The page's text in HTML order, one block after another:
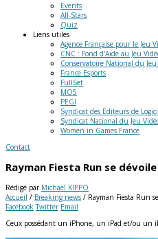
Events
All-Stars
Quiz
Liens utiles
Agence Française pour le Jeu
CNC : Fond d'Aide au Jeu
Conservatoire National du Jeu
France Esports
FullSet
MO5
PEGI
Syndicat des Editeurs de
Syndicat National du Jeu
Women in Games France
Contact
Rayman Fiesta Run se
Rédigé par Michaël KIPPO
Accueil / Breaking news / Rayman Fiesta Run
Facebook Twitter Email
Ceux possédant un iPhone, un iPad et/ou un